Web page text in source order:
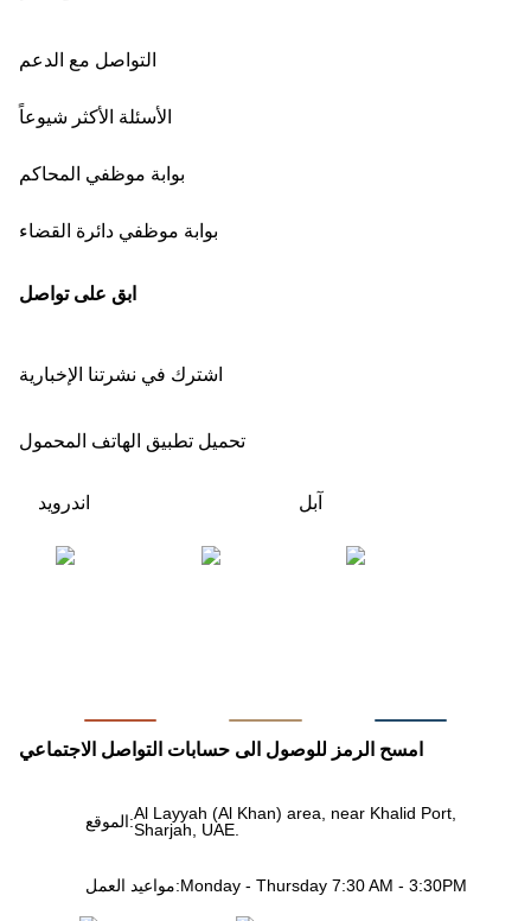
التواصل مع الدعم
الأسئلة الأكثر شيوعاً
بوابة موظفي المحاكم
بوابة موظفي دائرة القضاء
ابق على تواصل
اشترك في نشرتنا الإخبارية
تحميل تطبيق الهاتف المحمول
اندرويد آبل
امسح الرمز للوصول الى حسابات التواصل الاجتماعي
الموقع:Al Layyah (Al Khan) area, near Khalid Port,
Sharjah, UAE.
مواعيد العمل:Monday - Thursday 7:30 AM - 3:30PM